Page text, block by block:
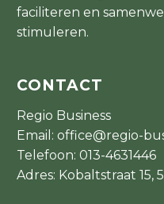
faciliteren en
stimuleren.
CONTACT
Regio Business
Email: office@regio-
Telefoon: 013-4631446
Adres: Kobaltstraat 15,